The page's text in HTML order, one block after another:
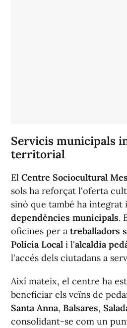
Servicis municipals
territorial
El Centre Sociocultural
sols ha reforçat l'oferta
sinó que també ha
dependències municipals.
oficines per a treballadors
Policia Local i l'alcaldia
l'accés dels ciutadans a
Així mateix, el centre ha
beneficiar els veïns de
Santa Anna, Balsares,
consolidant-se com un